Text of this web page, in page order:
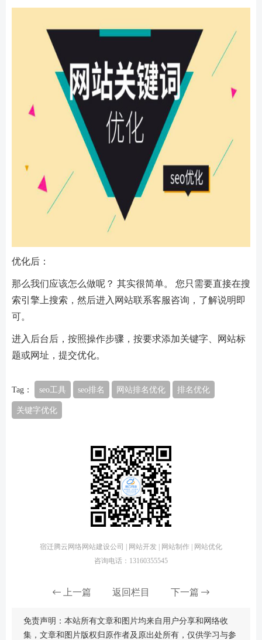
优化后：
那么我们应该怎么做呢？ 其实很简单。 您只需要直接在搜
索引擎上搜索，然后进入网站联系客服咨询，了解说明即
可。
进入后台后，按照操作步骤，按要求添加关键字、网站标
题或网址，提交优化。
Tag： seo工具 seo排名 网站排名优化 排名优化
关键字优化
宿迁腾云网络网站建设公司 | 网站开发 | 网站制作 | 网站优化
咨询电话：13160355545
上一篇 返回栏目 下一篇
免责声明：本站所有文章和图片均来自用户分享和网络收
集，文章和图片版权归原作者及原出处所有，仅供学习与参